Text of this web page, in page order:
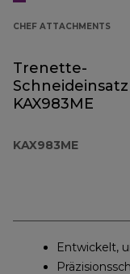
CHEF ATTACHMENTS
Trenette-
Schneideinsatz
KAX983ME
KAX983ME
Entwickelt,